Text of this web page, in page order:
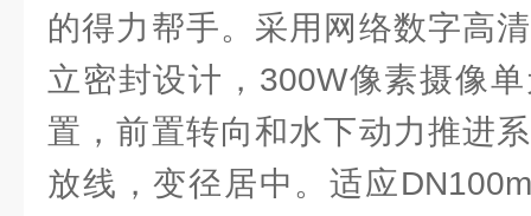
的得力帮手。采用网络数字高
立密封设计，300W像素摄像
置，前置转向和水下动力推进
放线，变径居中。适应